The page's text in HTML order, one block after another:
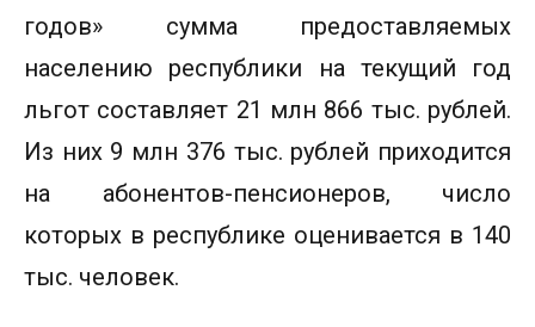
годов» сумма предоставляемых
населению республики на текущий год
льгот составляет 21 млн 866 тыс. рублей.
Из них 9 млн 376 тыс. рублей приходится
на абонентов-пенсионеров, число
которых в республике оценивается в 140
тыс. человек.